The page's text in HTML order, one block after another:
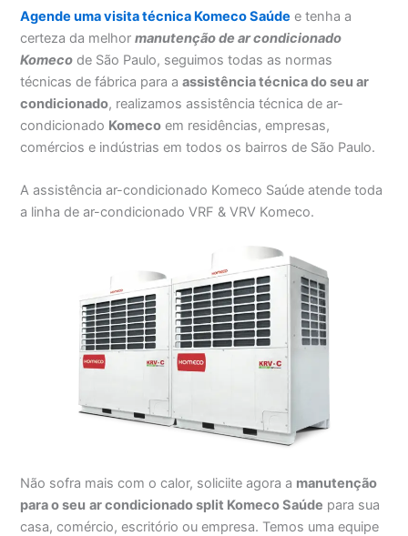
Agende uma visita técnica Komeco Saúde e tenha a
certeza da melhormanutençãode ar condicionado
Komeco de São Paulo, seguimos todas as normas
técnicas de fábrica para aassistência técnica do seu ar
condicionado, realizamos assistência técnica de ar-
condicionado Komeco em residências, empresas,
comércios e indústrias em todos os bairros de São Paulo.
A assistência ar-condicionado Komeco Saúde atende toda
a linha de ar-condicionado VRF & VRV Komeco.
Não sofra mais com o calor, soliciite agora a manutenção
para o seu ar condicionado split Komeco Saúde para sua
casa, comércio, escritório ou empresa. Temos uma equipe